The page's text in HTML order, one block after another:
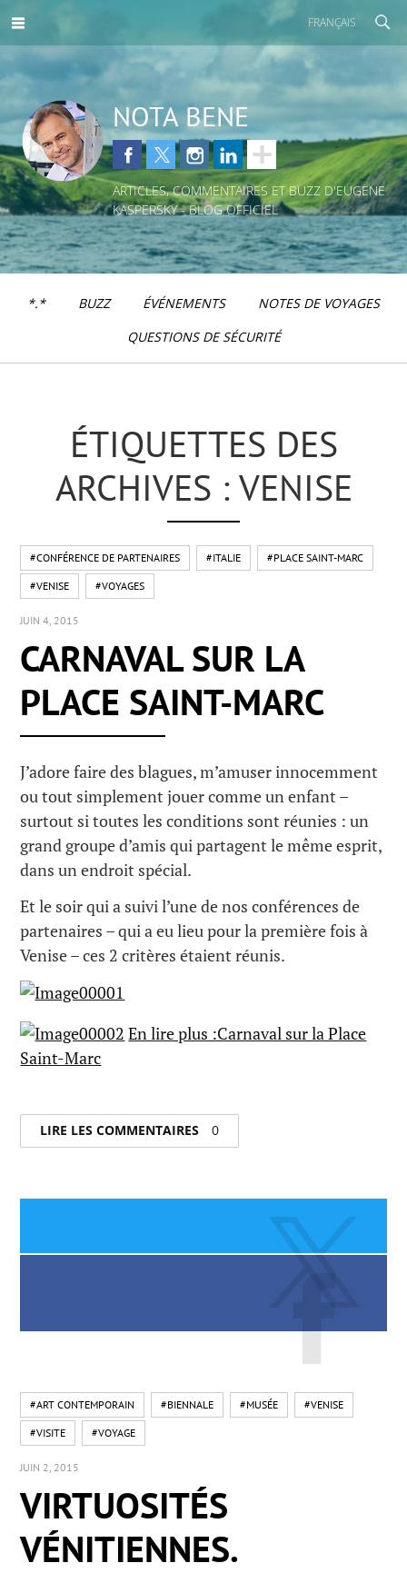
FRANÇAIS
NOTA BENE
ARTICLES, COMMENTAIRES ET BUZZ D'EUGENE
KASPERSKY - BLOG OFFICIEL
*.* BUZZ ÉVÉNEMENTS
NOTES DE VOYAGES
QUESTIONS DE SÉCURITÉ
ÉTIQUETTES DES
ARCHIVES : VENISE
#CONFÉRENCE DE PARTENAIRES #ITALIE #PLACE SAINT-MARC
#VENISE #VOYAGES
JUIN 4, 2015
CARNAVAL SUR LA
PLACE SAINT-MARC
J’adore faire des blagues, m’amuser innocemment
ou tout simplement jouer comme un enfant –
surtout si toutes les conditions sont réunies : un
grand groupe d’amis qui partagent le même esprit,
dans un endroit spécial.
Et le soir qui a suivi l’une de nos conférences de
partenaires – qui a eu lieu pour la première fois à
Venise – ces 2 critères étaient réunis.
En lire plus :Carnaval sur la Place
Saint-Marc
LIRE LES COMMENTAIRES 0
#ART CONTEMPORAIN #BIENNALE #MUSÉE #VENISE
#VISITE #VOYAGE
JUIN 2, 2015
VIRTUOSITÉS
VÉNITIENNES.